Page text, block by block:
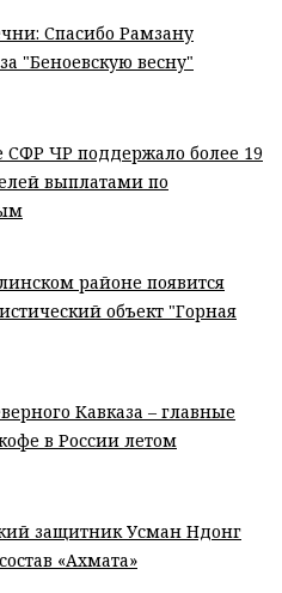
Спасибо Рамзану
"Беноевскую весну"
СФР ЧР поддержало более 19
выплатами по
районе появится
объект "Горная
Кавказа – главные
в России летом
защитник Усман Ндонг
«Ахмата»